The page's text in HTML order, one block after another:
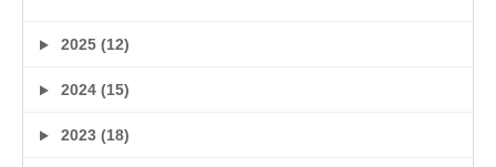
2025 (12)
2024 (15)
2023 (18)